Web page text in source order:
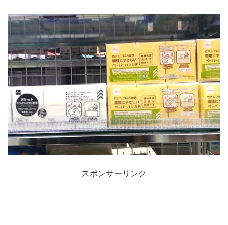
スポンサーリンク